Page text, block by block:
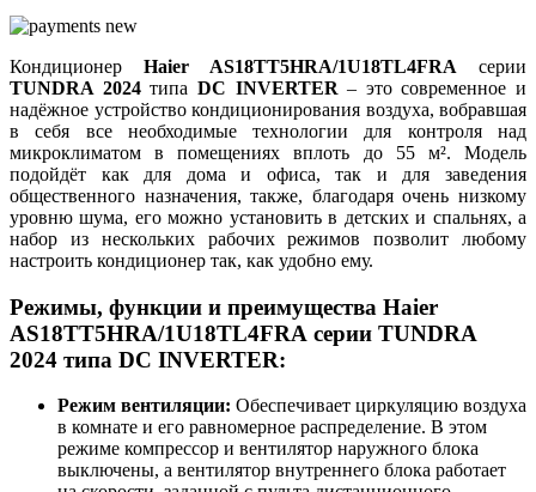
Кондиционер Haier AS18TT5HRA/1U18TL4FRA серии
TUNDRA 2024типа DC INVERTER – это современное и
надёжное устройство кондиционирования воздуха, вобравшая
в себя все необходимые технологии для контроля над
микроклиматом в помещениях вплоть до 55 м². Модель
подойдёт как для дома и офиса, так и для заведения
общественного назначения, также, благодаря очень низкому
уровню шума, его можно установить в детских и спальнях, а
набор из нескольких рабочих режимов позволит любому
настроить кондиционер так, как удобно ему.
Режимы, функции и преимущества Haier
AS18TT5HRA/1U18TL4FRA серии TUNDRA
2024 типа DC INVERTER:
Режим вентиляции: Обеспечивает циркуляцию воздуха
в комнате и его равномерное распределение. В этом
режиме компрессор и вентилятор наружного блока
выключены, а вентилятор внутреннего блока работает